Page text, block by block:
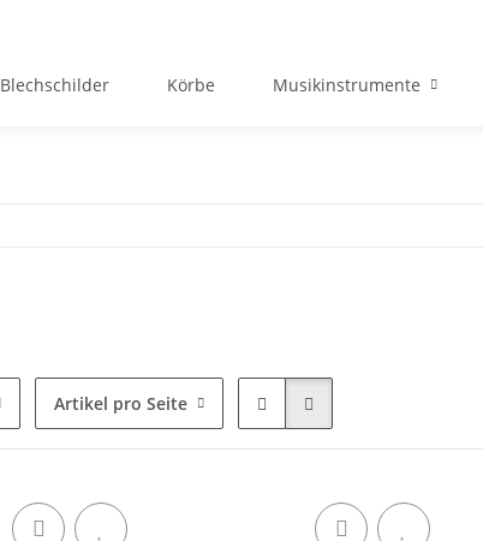
Blechschilder Körbe Musikinstrumente
Artikel pro Seite